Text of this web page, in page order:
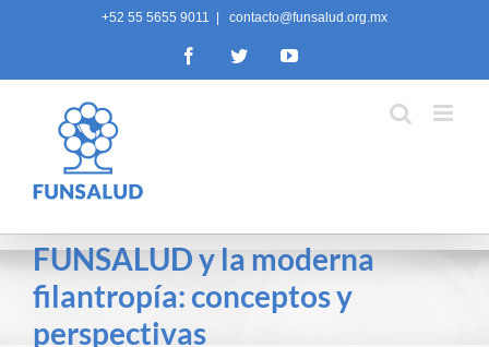
+52 55 5655 9011 contacto@funsalud.org.mx
FacebookTwitterYouTube
FUNSALUD y la moderna
filantropía: conceptos y
perspectivas